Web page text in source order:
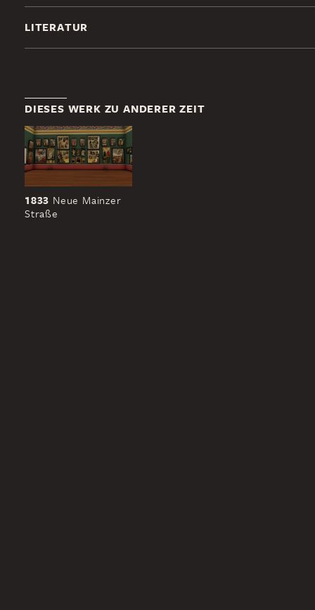
LITERATUR
DIESES WERK ZU ANDERER ZEIT
1833 Neue Mainzer
Straße